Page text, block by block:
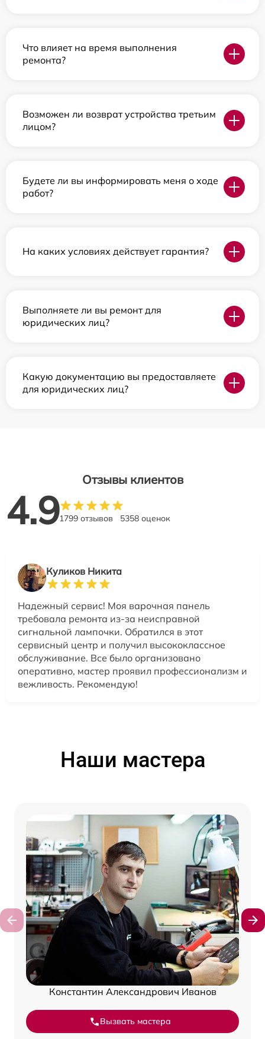
Что влияет на время выполнения
ремонта?
Возможен ли возврат устройства третьим
лицом?
Будете ли вы информировать меня о ходе
работ?
На каких условиях действует гарантия?
Выполняете ли вы ремонт для
юридических лиц?
Какую документацию вы предоставляете
для юридических лиц?
Отзывы клиентов
4.91799 отзывов 5358 оценок
Куликов Никита
Надежный сервис! Моя варочная панель
требовала ремонта из-за неисправной
сигнальной лампочки. Обратился в этот
сервисный центр и получил высококлассное
обслуживание. Все было организовано
оперативно, мастер проявил профессионализм и
вежливость. Рекомендую!
Наши мастера
Константин Александрович Иванов
Вызвать мастера